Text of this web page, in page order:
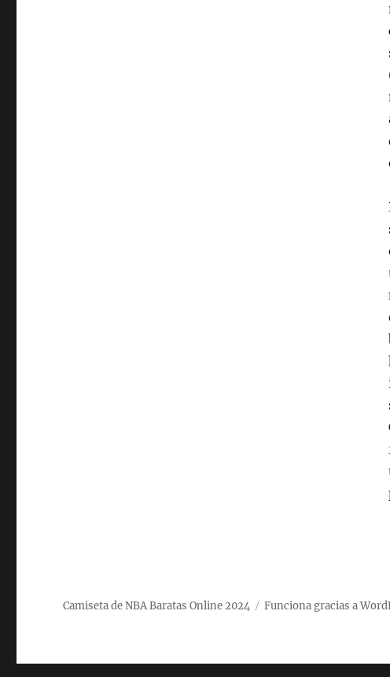
Camiseta de NBA Baratas Online 2024 Funciona gracias a